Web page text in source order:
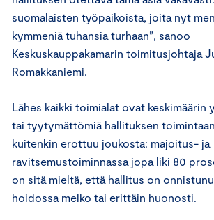
suomalaisten työpaikoista, joita nyt
kymmeniä tuhansia turhaan”, sanoo
Keskuskauppakamarin toimitusjohtaja
Romakkaniemi.
Lähes kaikki toimialat ovat keskimäärin
tai tyytymättömiä hallituksen
kuitenkin erottuu joukosta: majoitus- ja
ravitsemustoiminnassa jopa liki 80
on sitä mieltä, että hallitus on
hoidossa melko tai erittäin huonosti.